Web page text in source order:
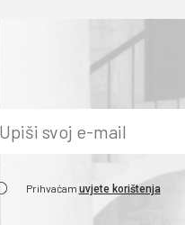
Prihvaćam uvjete korištenja